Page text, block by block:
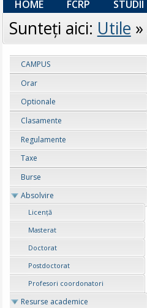
HOME FCRP STUDII
Sunteţi aici: Utile »
CAMPUS
Orar
Optionale
Clasamente
Regulamente
Taxe
Burse
Absolvire
Licenţă
Masterat
Doctorat
Postdoctorat
Profesori coordonatori
Resurse academice